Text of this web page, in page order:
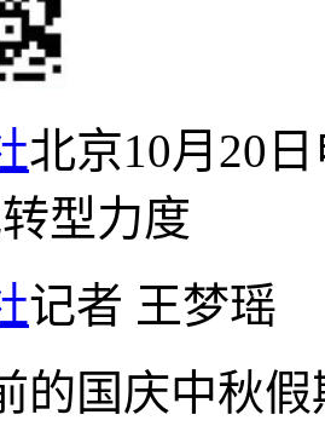
北京10月20
型力度
记者 王梦瑶
国庆中秋假